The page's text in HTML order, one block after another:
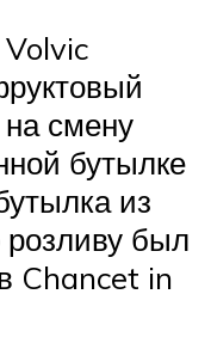
на смену
бутылке
из
был
Chancet in